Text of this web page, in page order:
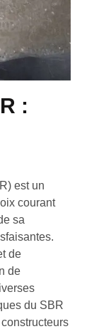
:
est un
courant
sa
de
de
du SBR